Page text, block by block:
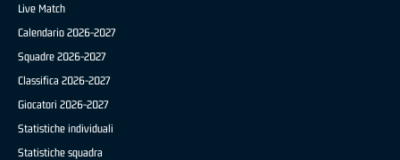
Live Match
Calendario 2026-2027
Squadre 2026-2027
Classifica 2026-2027
Giocatori 2026-2027
Statistiche individuali
Statistiche squadra